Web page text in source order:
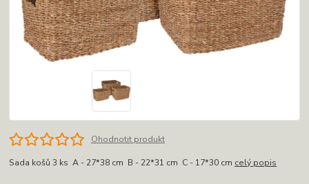
Ohodnotit produkt
Sada košů 3 ks A - 27*38 cm B - 22*31 cm C - 17*30 cm celý popis